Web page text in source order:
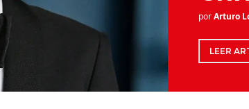
porArturo
LEER